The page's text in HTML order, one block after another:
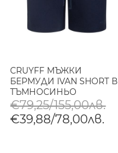
CRUYFF МЪЖКИ
БЕРМУДИ IVAN SHORT В
ТЪМНОСИНЬО
€79,25/155,00лв.
€39,88/78,00лв.